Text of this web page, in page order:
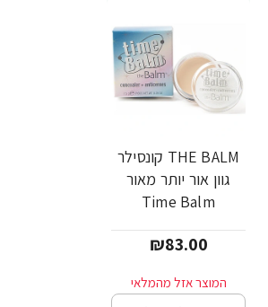
THE BALM קונסילר
גוון אור יותר מאור
Time Balm
₪83.00